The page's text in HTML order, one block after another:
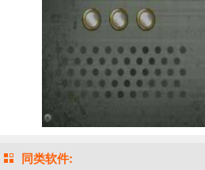
同类软件: